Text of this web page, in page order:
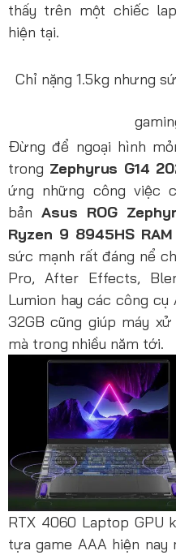
thấy trên một chiếc
hiện tại.
Chỉ nặng 1.5kg nhưng
Đừng để ngoại hình
trong Zephyrus G14
ứng những công việc
bảnAsus ROG
Ryzen 9 8945HS
sức mạnh rất đáng nể
Pro, After Effects,
Lumion hay các công
32GB cũng giúp máy
mà trong nhiều năm tới.
RTX 4060 Laptop GPU
tựa game AAA hiện